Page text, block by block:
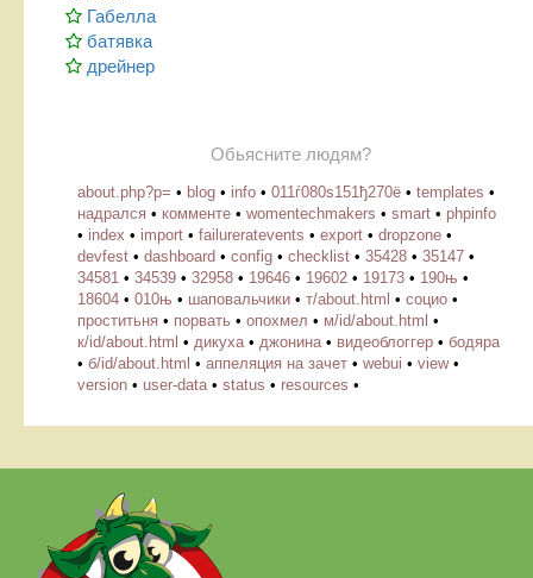
Габелла
батявка
дрейнер
Обьясните людям?
about.php?p= • blog • info • 011ѓ080ѕ151ђ270ё • templates •
надрался • комменте • womentechmakers • smart • phpinfo
• index • import • failureratevents • export • dropzone •
devfest • dashboard • config • checklist • 35428 • 35147 •
34581 • 34539 • 32958 • 19646 • 19602 • 19173 • 190њ •
18604 • 010њ • шаповальчики • т/about.html • социо •
проститьня • порвать • опохмел • м/id/about.html •
к/id/about.html • дикуха • джонина • видеоблоггер • бодяра
• б/id/about.html • аппеляция на зачет • webui • view•
version • user-data • status • resources •